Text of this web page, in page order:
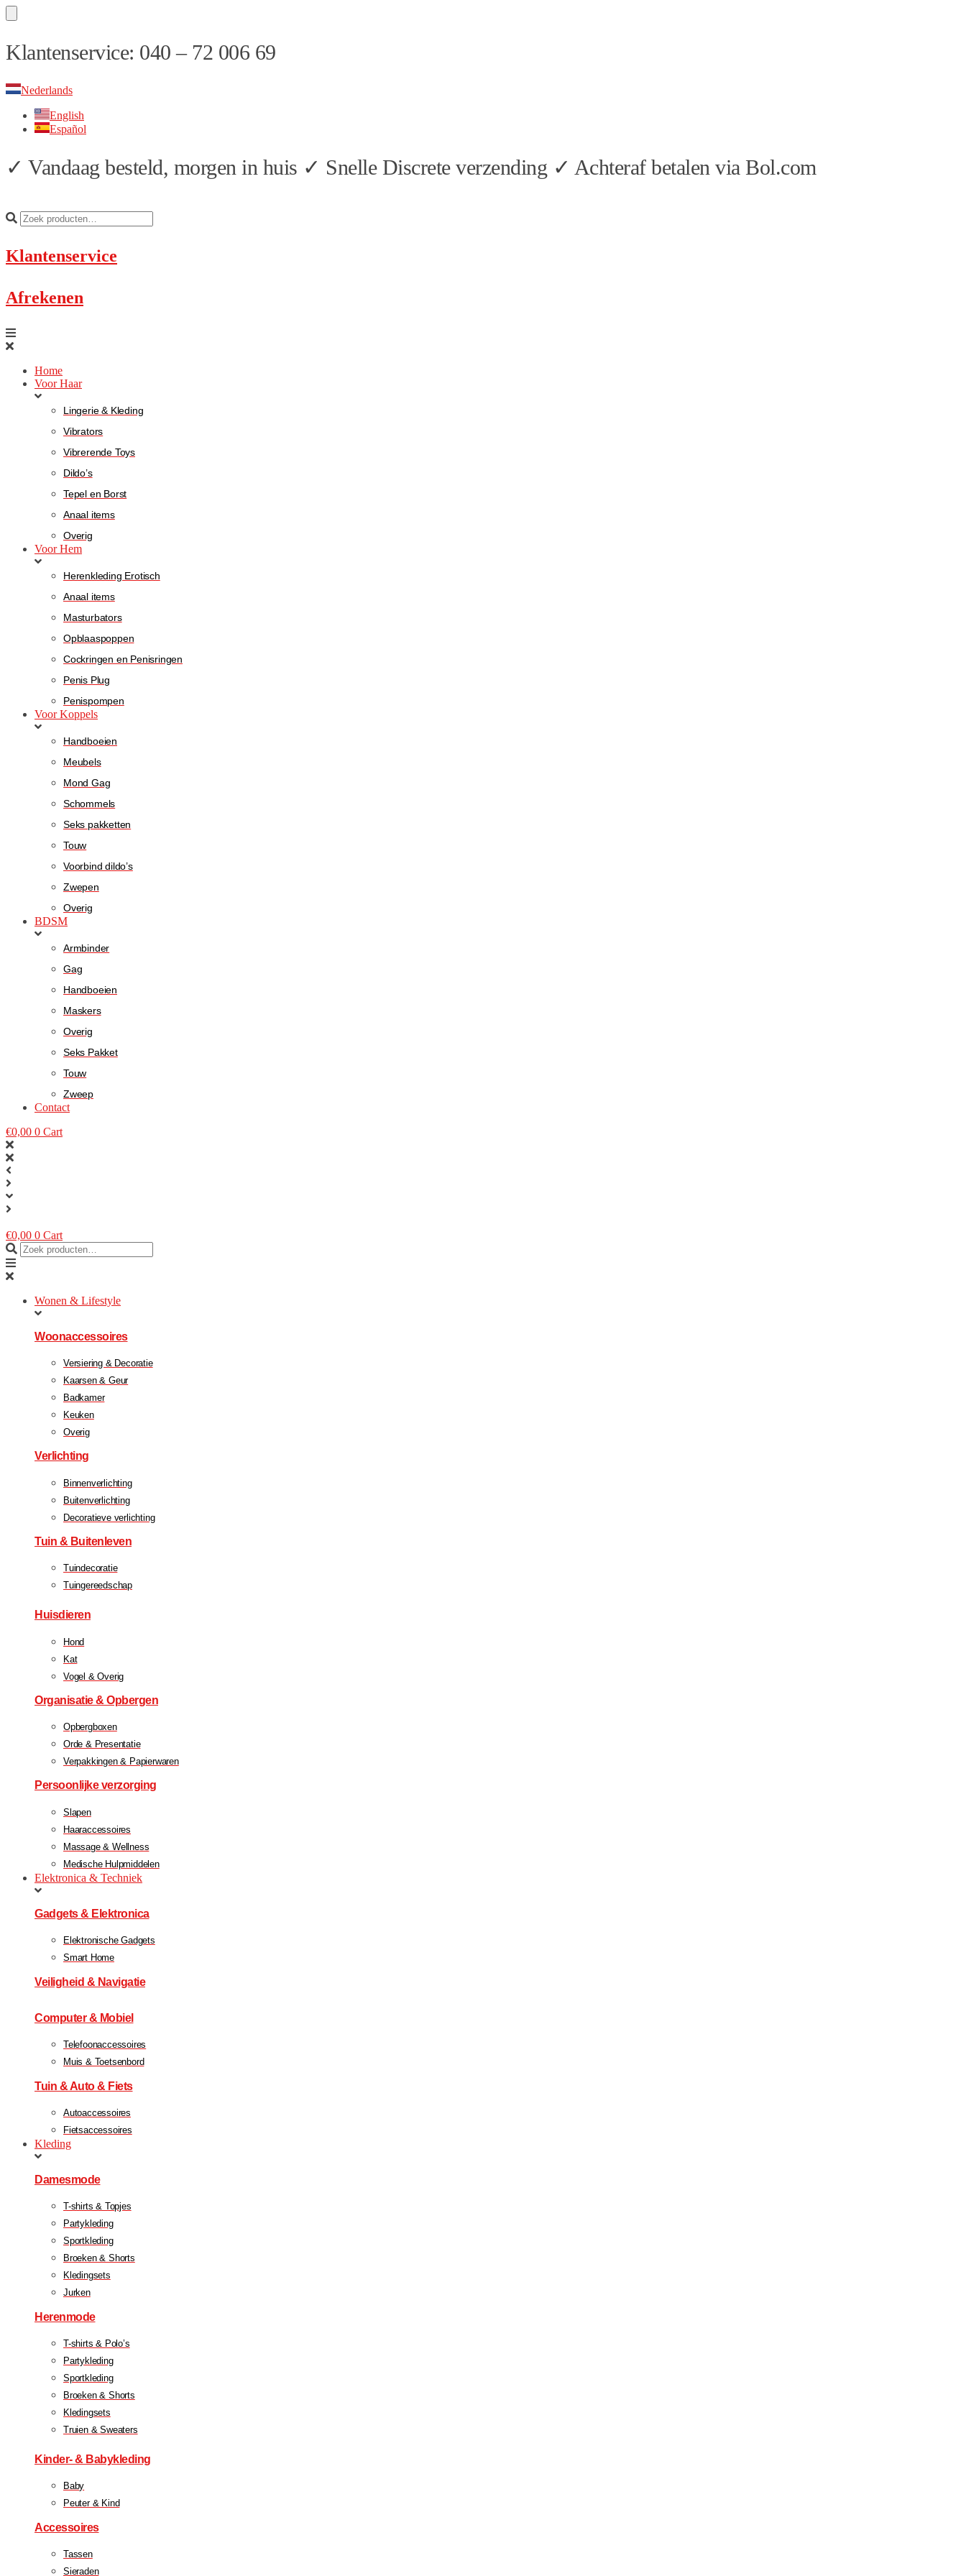
Skip
to
Skip
to
Klantenservice: 040 – 72 006 69
Nederlands
English
Español
✓ Vandaag besteld, morgen in huis ✓ Snelle Discrete verzending ✓ Achteraf betalen via Bol.com
Klantenservice
Afrekenen
Home
Voor Haar
Lingerie & Kleding
Vibrators
Vibrerende Toys
Dildo’s
Tepel en Borst
Anaal items
Overig
Voor Hem
Herenkleding Erotisch
Anaal items
Masturbators
Opblaaspoppen
Cockringen en Penisringen
Penis Plug
Penispompen
Voor Koppels
Handboeien
Meubels
Mond Gag
Schommels
Seks pakketten
Touw
Voorbind dildo’s
Zwepen
Overig
BDSM
Armbinder
Gag
Handboeien
Maskers
Overig
Seks Pakket
Touw
Zweep
Contact
€0,00 0 Cart
€0,00 0 Cart
Wonen & Lifestyle
Woonaccessoires
Versiering & Decoratie
Kaarsen & Geur
Badkamer
Keuken
Overig
Verlichting
Binnenverlichting
Buitenverlichting
Decoratieve verlichting
Tuin & Buitenleven
Tuindecoratie
Tuingereedschap
Huisdieren
Hond
Kat
Vogel & Overig
Organisatie & Opbergen
Opbergboxen
Orde & Presentatie
Verpakkingen & Papierwaren
Persoonlijke verzorging
Slapen
Haaraccessoires
Massage & Wellness
Medische Hulpmiddelen
Elektronica & Techniek
Gadgets & Elektronica
Elektronische Gadgets
Smart Home
Veiligheid & Navigatie
Computer & Mobiel
Telefoonaccessoires
Muis & Toetsenbord
Tuin & Auto & Fiets
Autoaccessoires
Fietsaccessoires
Kleding
Damesmode
T-shirts & Topjes
Partykleding
Sportkleding
Broeken & Shorts
Kledingsets
Jurken
Herenmode
T-shirts & Polo’s
Partykleding
Sportkleding
Broeken & Shorts
Kledingsets
Truien & Sweaters
Kinder- & Babykleding
Baby
Peuter & Kind
Accessoires
Tassen
Sieraden